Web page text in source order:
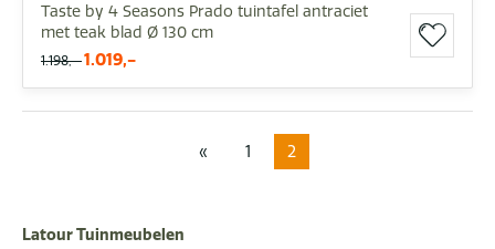
Taste by 4 Seasons Prado tuintafel antraciet
met teak blad Ø 130 cm
1.198,- 1.019,-
« 1 2
Latour Tuinmeubelen